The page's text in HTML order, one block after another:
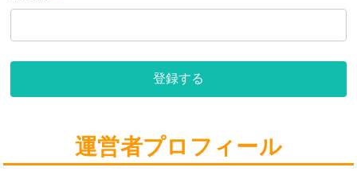
登録する
運営者プロフィール